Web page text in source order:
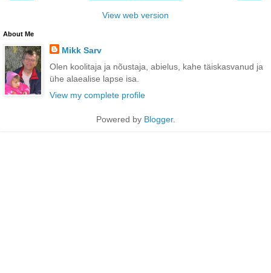
View web version
About Me
Mikk Sarv
Olen koolitaja ja nõustaja, abielus, kahe täiskasvanud ja
ühe alaealise lapse isa.
View my complete profile
Powered by Blogger.